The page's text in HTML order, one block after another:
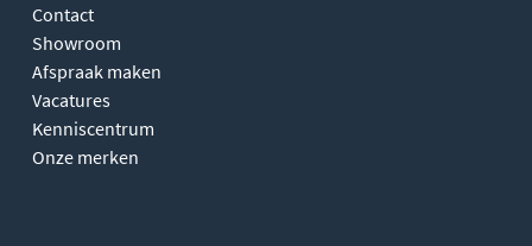
Contact
Showroom
Afspraak maken
Vacatures
Kenniscentrum
Onze merken